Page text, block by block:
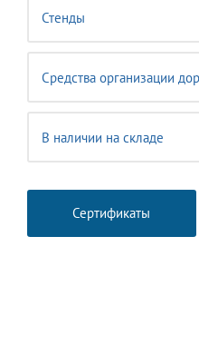
Стенды
Средства организации
В наличии на складе
Сертификаты